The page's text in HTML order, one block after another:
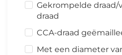
Gekrompelde draad/
draad
CCA-draad
Met een diameter